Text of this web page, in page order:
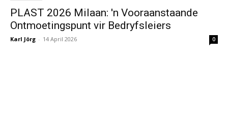
PLAST 2026 Milaan: 'n Vooraanstaande
Ontmoetingspunt vir Bedryfsleiers
Karl Jörg - 14 April 2026 0